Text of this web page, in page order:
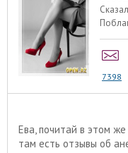
7398
Ева, почитай в этом
там есть отзывы об